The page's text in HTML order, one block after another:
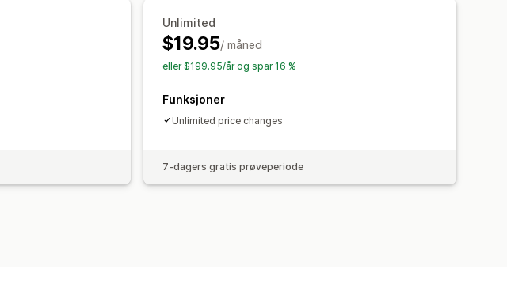
Unlimited
$19.95/ måned
eller $199.95/år og spar 16 %
Funksjoner
Unlimited price changes
7-dagers gratis prøveperiode